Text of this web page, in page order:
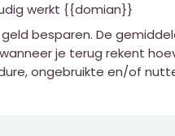
werkt {{domian}}
besparen. De
je terug rekent
ongebruikte en/of